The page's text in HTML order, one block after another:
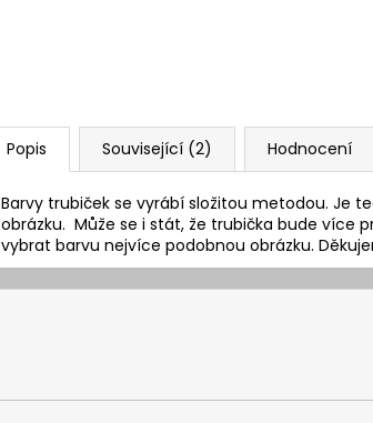
Popis Související (2) Hodnocení
Barvy trubiček se vyrábí složitou metodou. Je
obrázku. Může se i stát, že trubička bude více
vybrat barvu nejvíce podobnou obrázku.